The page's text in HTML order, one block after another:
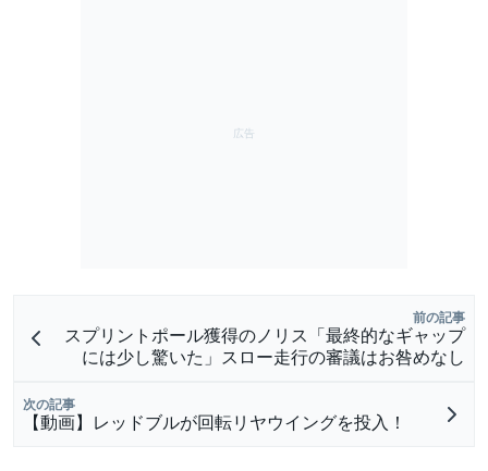
前の記事
スプリントポール獲得のノリス「最終的なギャップ
には少し驚いた」スロー走行の審議はお咎めなし
次の記事
【動画】レッドブルが回転リヤウイングを投入！